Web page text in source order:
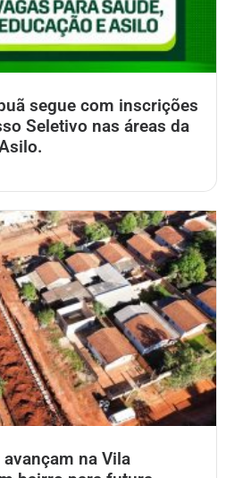
segue com inscrições
Seletivo nas áreas da
na Vila